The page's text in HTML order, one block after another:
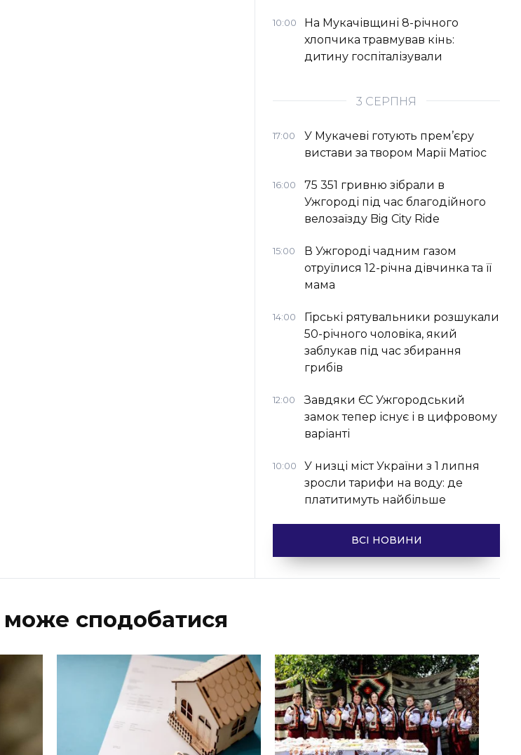
10:00
На Мукачівщині 8-річного
хлопчика травмував кінь:
дитину госпіталізували
3 СЕРПНЯ
17:00
У Мукачеві готують прем’єру
вистави за твором Марії Матіос
16:00
75 351 гривню зібрали в
Ужгороді під час благодійного
велозаїзду Big Сity Ride
15:00
В Ужгороді чадним газом
отруїлися 12-річна дівчинка та її
мама
14:00
Гірські рятувальники розшукали
50-річного чоловіка, який
заблукав під час збирання
грибів
12:00
Завдяки ЄС Ужгородський
замок тепер існує і в цифровому
варіанті
10:00
У низці міст України з 1 липня
зросли тарифи на воду: де
платитимуть найбільше
ВСІ НОВИНИ
сподобатися